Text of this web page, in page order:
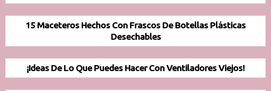
15 Maceteros Hechos Con Frascos De Botellas Plásticas
Desechables
¡Ideas De Lo Que Puedes Hacer Con Ventiladores Viejos!